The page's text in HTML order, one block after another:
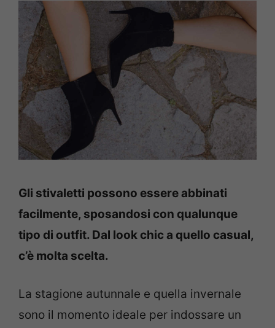
Gli stivaletti possono essere abbinati
facilmente, sposandosi con qualunque
tipo di outfit. Dal look chic a quello casual,
c’è molta scelta.
La stagione autunnale e quella invernale
sono il momento ideale per indossare un